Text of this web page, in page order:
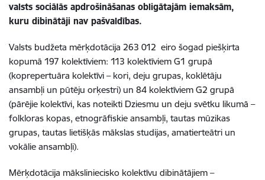
valsts sociālās apdrošināšanas obligātajām iemaksām,
kuru dibinātāji nav pašvaldības.
Valsts budžeta mērķdotācija 263 012 eiro šogad piešķirta
kopumā 197 kolektīviem: 113 kolektīviem G1 grupā
(koprepertuāra kolektīvi – kori, deju grupas, koklētāju
ansambļi un pūtēju orķestri) un 84 kolektīviem G2 grupā
(pārējie kolektīvi, kas noteikti Dziesmu un deju svētku likumā –
folkloras kopas, etnogrāfiskie ansambļi, tautas mūzikas
grupas, tautas lietišķās mākslas studijas, amatierteātri un
vokālie ansambļi).
Mērķdotācija māksliniecisko kolektīvu dibinātājiem –